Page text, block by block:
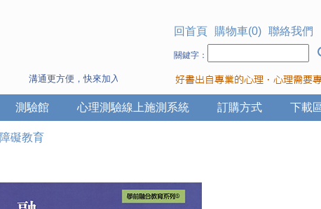
溝通更方便，快來加入Line 與 Wechat ~
回首頁 購物車(0) 聯絡我們
關鍵字：
下載
訂購方式
心理測驗線上施測系統
測驗館
障礙教育